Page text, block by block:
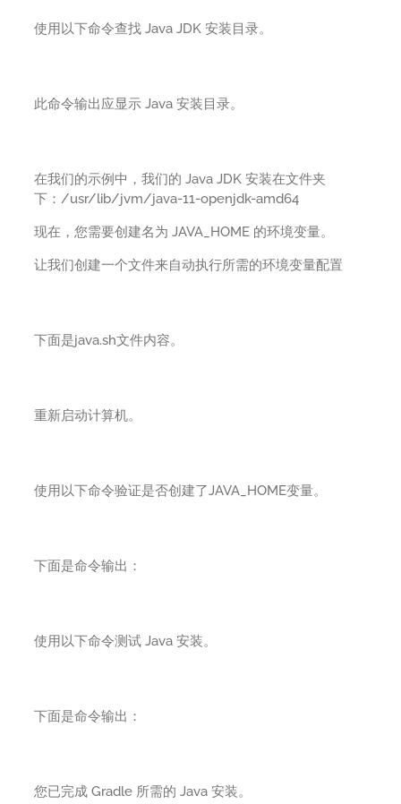
使用以下命令查找 Java JDK 安装目录。
此命令输出应显示 Java 安装目录。
在我们的示例中，我们的 Java JDK 安装在文件夹
下：/usr/lib/jvm/java-11-openjdk-amd64
现在，您需要创建名为 JAVA_HOME 的环境变量。
让我们创建一个文件来自动执行所需的环境变量配置
下面是java.sh文件内容。
重新启动计算机。
使用以下命令验证是否创建了JAVA_HOME变量。
下面是命令输出：
使用以下命令测试 Java 安装。
下面是命令输出：
您已完成 Gradle 所需的 Java 安装。